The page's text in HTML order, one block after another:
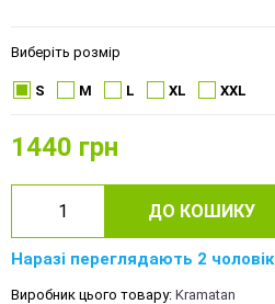
Виберіть розмір
S M L XL XXL
1440 грн
ДО КОШИКУ
Наразі переглядають 2 чоловік
Виробник цього товару: Kramatan